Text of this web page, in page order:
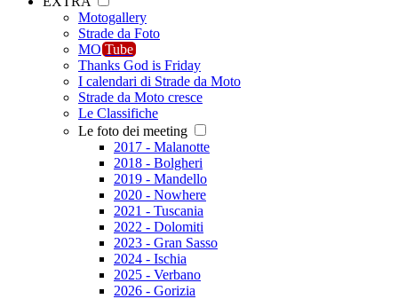
Motogallery
Strade da Foto
MO Tube
Thanks God is Friday
I calendari di Strade da Moto
Strade da Moto cresce
Le Classifiche
Le foto dei meeting
2017 - Malanotte
2018 - Bolgheri
2019 - Mandello
2020 - Nowhere
2021 - Tuscania
2022 - Dolomiti
2023 - Gran Sasso
2024 - Ischia
2025 - Verbano
2026 - Gorizia